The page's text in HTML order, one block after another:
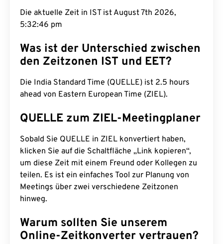
Die aktuelle Zeit in IST ist August 7th 2026,
5:32:47 pm
Was ist der Unterschied zwischen
den Zeitzonen IST und EET?
Die India Standard Time (QUELLE) ist 2.5 hours
ahead von Eastern European Time (ZIEL).
QUELLE zum ZIEL-Meetingplaner
Sobald Sie QUELLE in ZIEL konvertiert haben,
klicken Sie auf die Schaltfläche „Link kopieren“,
um diese Zeit mit einem Freund oder Kollegen zu
teilen. Es ist ein einfaches Tool zur Planung von
Meetings über zwei verschiedene Zeitzonen
hinweg.
Warum sollten Sie unserem
Online-Zeitkonverter vertrauen?